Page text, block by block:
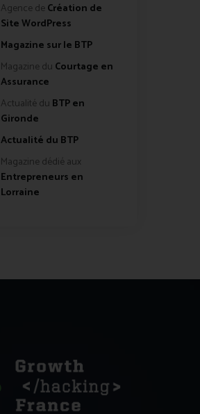
Agence de Création de
Site WordPress
Magazine sur le BTP
Magazine du Courtage en
Assurance
Actualité du BTP en
Gironde
Actualité du BTP
Magazine dédié aux
Entrepreneurs en
Lorraine